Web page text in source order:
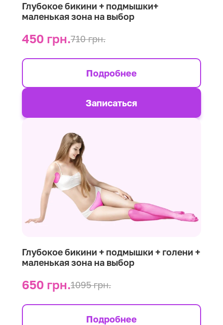
Глубокое бикини + подмышки+
маленькая зона на выбор
450 грн.710 грн.
Подробнее
Записаться
Глубокое бикини + подмышки + голени +
маленькая зона на выбор
650 грн.1095 грн.
Подробнее